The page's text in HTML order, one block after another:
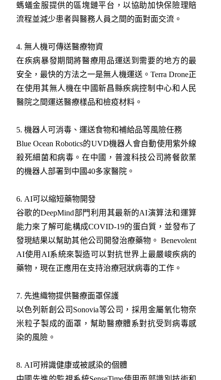
螞蟻金服提供的區塊鏈平台，以協助加快保險理賠
流程並減少患者與醫務人員之間的面對面交流。
4. 無人機可傳送醫療物資
在疾病暴發期間將醫療用品運送到需要的地方的最
安全，最快的方法之一是無人機運送。Terra Drone正
在使用其無人機在中國新昌縣疾病控制中心和人民
醫院之間運送醫療樣品和檢疫材料。
5. 機器人可消毒、運送食物和補給品等風險任務
Blue Ocean Robotics的UVD機器人會自動使用紫外線
殺死細菌和病毒。在中國，普渡科技公司將餐飲業
的機器人部署到中國40多家醫院。
6. AI可以縮短藥物開發
谷歌的DeepMind部門利用其最新的AI演算法和運算
能力來了解可能構成COVID-19的蛋白質，並發布了
發現結果以幫助其他公司開發治療藥物。 Benevolent
AI使用AI系統來製造可以對抗世界上最嚴峻疾病的
藥物，現在正應用在支持治療冠狀病毒的工作。
7. 先進織物提供醫療面罩保護
以色列新創公司Sonovia等公司，採用金屬氧化物奈
米粒子製成的面罩，幫助醫療體系對抗受到病毒感
染的風險。
8. AI可辨識健康或被感染的個體